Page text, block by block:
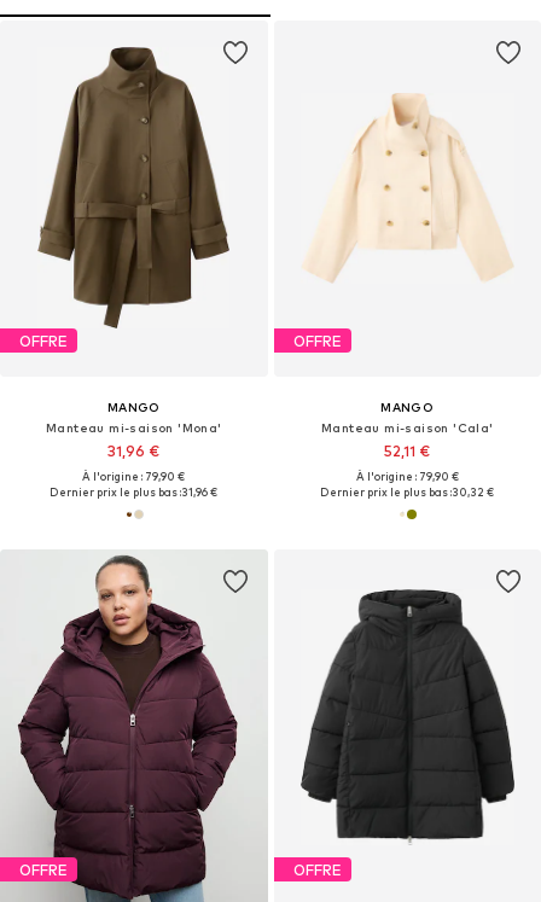
OFFRE
MANGO
Manteau mi-saison 'Mona'
31,96 €
À l'origine : 79,90 €
Dernier prix le plus bas :31,96 €
OFFRE
MANGO
Manteau mi-saison 'Cala'
52,11 €
À l'origine : 79,90 €
Dernier prix le plus bas :30,32 €
OFFRE OFFRE